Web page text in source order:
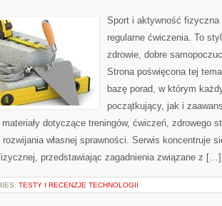
Sport i aktywność
regularne ćwiczenia. To
zdrowie, dobre
Strona poświęcona tej
bazę porad, w którym
początkujący, jak i
dotyczące treningów, ćwiczeń, zdrowego
własnej sprawności. Serwis koncentruje
przedstawiając zagadnienia związane z […]
TESTY I RECENZJE TECHNOLOGII